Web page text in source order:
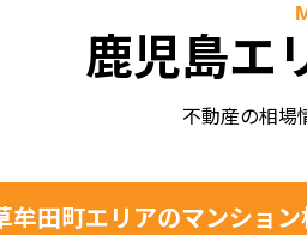
鹿児島エ
不動産の相場
田町エリアのマンショ